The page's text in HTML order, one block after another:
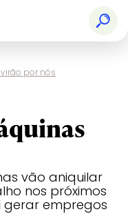
por nós
vão aniquilar
nos próximos
gerar empregos